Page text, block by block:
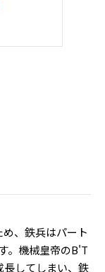
、鉄兵はパート
。機械皇帝のB'T
長してしまい、鉄